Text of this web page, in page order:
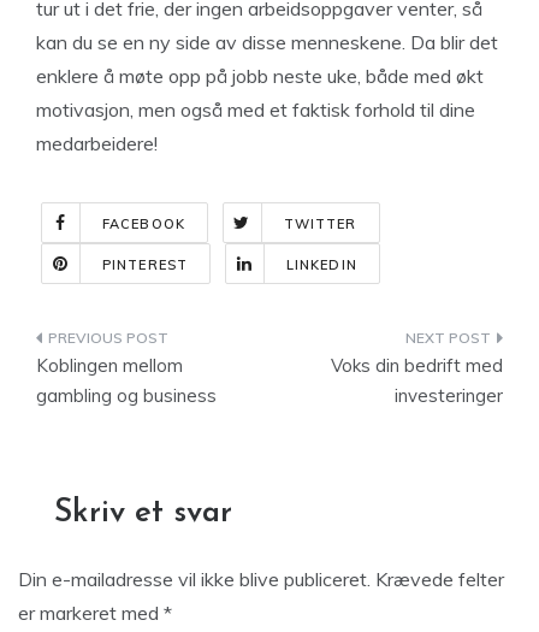
tur ut i det frie, der ingen arbeidsoppgaver venter, så
kan du se en ny side av disse menneskene. Da blir det
enklere å møte opp på jobb neste uke, både med økt
motivasjon, men også med et faktisk forhold til dine
medarbeidere!
FACEBOOK TWITTER
PINTEREST LINKEDIN
Indlægsnavigation
Koblingen mellom
gambling og business
Voks din bedrift med
investeringer
Skriv et svar
Din e-mailadresse vil ikke blive publiceret. Krævede felter
er markeret med *